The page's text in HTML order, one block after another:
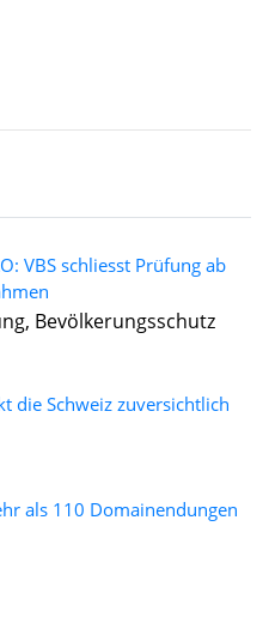
VBS schliesst Prüfung ab
Bevölkerungsschutz
die Schweiz zuversichtlich
als 110 Domainendungen